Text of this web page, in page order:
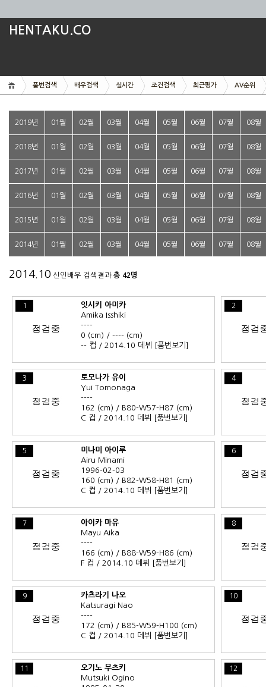
HENTAKU.CO
품번검색 배우검색 실시간 조건검색 최근평가 AV순위
2019년 01월 02월 03월 04월 05월 06월 07월 08월
2018년 01월 02월 03월 04월 05월 06월 07월 08월
2017년 01월 02월 03월 04월 05월 06월 07월 08월
2016년 01월 02월 03월 04월 05월 06월 07월 08월
2015년 01월 02월 03월 04월 05월 06월 07월 08월
2014년 01월 02월 03월 04월 05월 06월 07월 08월
2014.10 신인배우 검색결과 총 42명
1
잇시키 아미카
Amika Isshiki
----
0 (cm) / ---- (cm)
-- 컵 / 2014.10 데뷔
[품번보기]
2
3
토모나가 유이
Yui Tomonaga
----
162 (cm) / B80-W57-H87 (cm)
C 컵 / 2014.10 데뷔
[품번보기]
4
5
미나미 아이루
Airu Minami
1996-02-03
160 (cm) / B82-W58-H81 (cm)
C 컵 / 2014.10 데뷔
[품번보기]
6
7
아이카 마유
Mayu Aika
----
166 (cm) / B88-W59-H86 (cm)
F 컵 / 2014.10 데뷔
[품번보기]
8
9
카츠라기 나오
Katsuragi Nao
----
172 (cm) / B85-W59-H100 (cm)
C 컵 / 2014.10 데뷔
[품번보기]
10
11
오기노 무츠키
Mutsuki Ogino
12